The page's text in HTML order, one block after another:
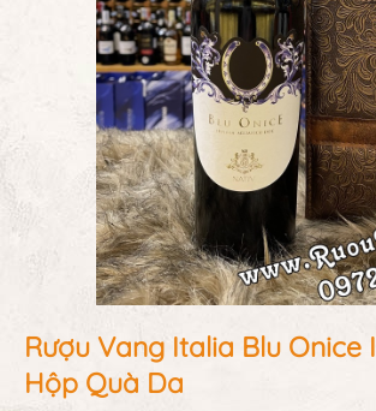
Rượu Vang Italia Blu Onice
Hộp Quà Da